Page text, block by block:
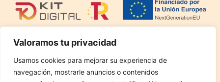
Valoramos tu privacidad
Usamos cookies para mejorar su experiencia de
navegación, mostrarle anuncios o contenidos
©2024 Psicología Vital. Todos los derechos reservados.
Aviso legal